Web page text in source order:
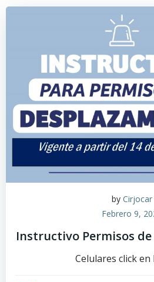
by Cirjocar
Febrero 9,
Instructivo Permisos
Celulares click en